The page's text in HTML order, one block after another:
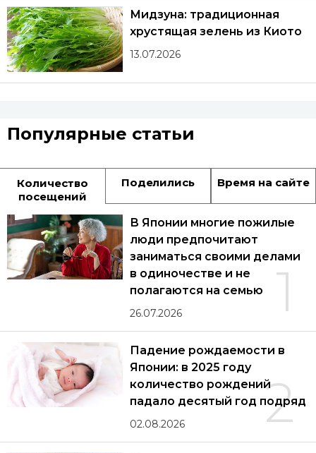
Мидзуна: традиционная
хрустящая зелень из Киото
13.07.2026
Популярные статьи
Количество
посещений
Поделились Время на сайте
1
В Японии многие пожилые
люди предпочитают
заниматься своими делами
в одиночестве и не
полагаются на семью
26.07.2026
2
Падение рождаемости в
Японии: в 2025 году
количество рождений
падало десятый год подряд
02.08.2026